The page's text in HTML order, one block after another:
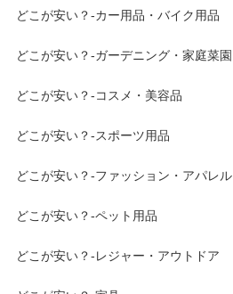
どこが安い？-カー用品・バイク用品
どこが安い？-ガーデニング・家庭菜園
どこが安い？-コスメ・美容品
どこが安い？-スポーツ用品
どこが安い？-ファッション・アパレル
どこが安い？-ペット用品
どこが安い？-レジャー・アウトドア